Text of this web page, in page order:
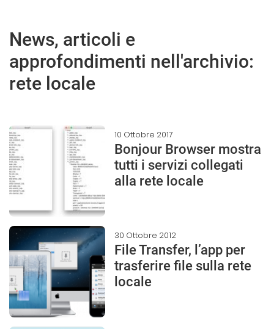
News, articoli e
approfondimenti nell'archivio:
rete locale
10 Ottobre 2017
Bonjour Browser mostra
tutti i servizi collegati
alla rete locale
30 Ottobre 2012
File Transfer, l’app per
trasferire file sulla rete
locale